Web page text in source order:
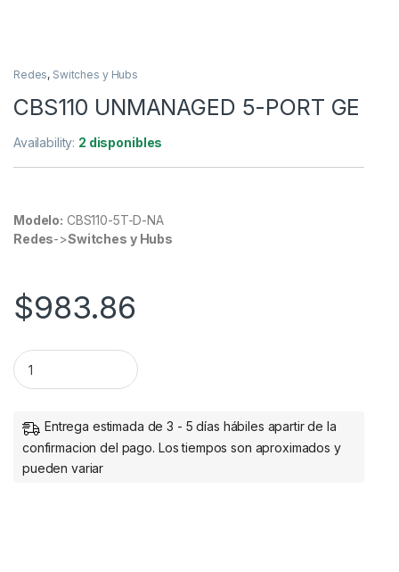
Redes, Switches y Hubs
CBS110 UNMANAGED 5-PORT GE
Availability: 2 disponibles
Modelo: CBS110-5T-D-NA
Redes->Switches y Hubs
$983.86
CBS110 UNMANAGED 5-PORT GE quantity
Entrega estimada de 3 - 5 días hábiles apartir de la
confirmacion del pago. Los tiempos son aproximados y
pueden variar